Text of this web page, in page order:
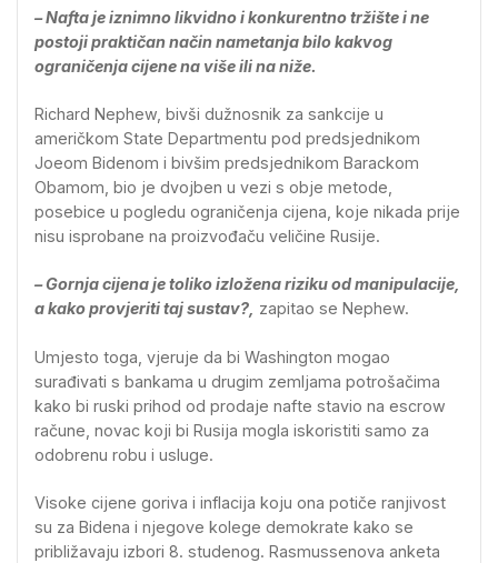
– Nafta je iznimno likvidno i konkurentno tržište i ne
postoji praktičan način nametanja bilo kakvog
ograničenja cijene na više ili na niže.
Richard Nephew, bivši dužnosnik za sankcije u
američkom State Departmentu pod predsjednikom
Joeom Bidenom i bivšim predsjednikom Barackom
Obamom, bio je dvojben u vezi s obje metode,
posebice u pogledu ograničenja cijena, koje nikada prije
nisu isprobane na proizvođaču veličine Rusije.
– Gornja cijena je toliko izložena riziku od manipulacije,
a kako provjeriti taj sustav?, zapitao se Nephew.
Umjesto toga, vjeruje da bi Washington mogao
surađivati ​​s bankama u drugim zemljama potrošačima
kako bi ruski prihod od prodaje nafte stavio na escrow
račune, novac koji bi Rusija mogla iskoristiti samo za
odobrenu robu i usluge.
Visoke cijene goriva i inflacija koju ona potiče ranjivost
su za Bidena i njegove kolege demokrate kako se
približavaju izbori 8. studenog. Rasmussenova anketa